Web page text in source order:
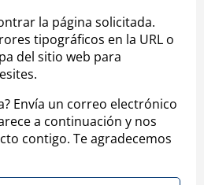
la página solicitada.
tipográficos en la URL o
del sitio web para
Envía un correo electrónico
a continuación y nos
contigo. Te agradecemos